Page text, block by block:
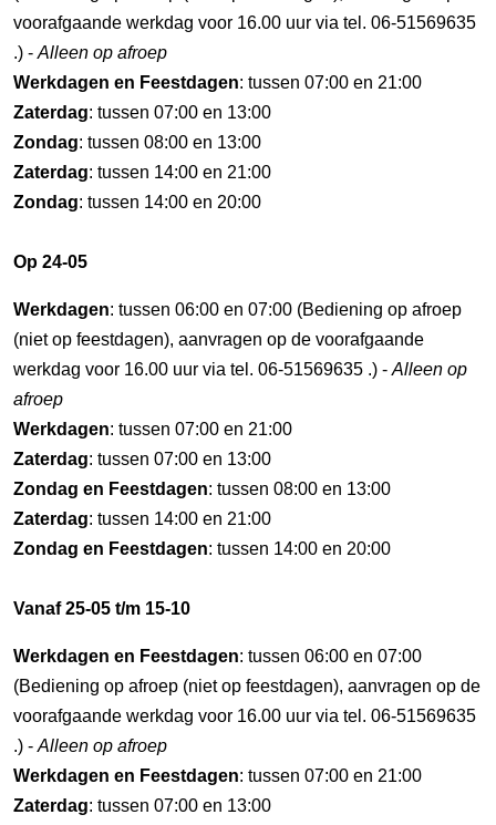
voorafgaande werkdag voor 16.00 uur via tel. 06-51569635
.) - Alleen op afroep
Werkdagen en Feestdagen: tussen 07:00 en 21:00
Zaterdag: tussen 07:00 en 13:00
Zondag: tussen 08:00 en 13:00
Zaterdag: tussen 14:00 en 21:00
Zondag: tussen 14:00 en 20:00
Op 24-05
Werkdagen: tussen 06:00 en 07:00 (Bediening op afroep
(niet op feestdagen), aanvragen op de voorafgaande
werkdag voor 16.00 uur via tel. 06-51569635 .) - Alleen op
afroep
Werkdagen: tussen 07:00 en 21:00
Zaterdag: tussen 07:00 en 13:00
Zondag en Feestdagen: tussen 08:00 en 13:00
Zaterdag: tussen 14:00 en 21:00
Zondag en Feestdagen: tussen 14:00 en 20:00
Vanaf 25-05 t/m 15-10
Werkdagen en Feestdagen: tussen 06:00 en 07:00
(Bediening op afroep (niet op feestdagen), aanvragen op de
voorafgaande werkdag voor 16.00 uur via tel. 06-51569635
.) - Alleen op afroep
Werkdagen en Feestdagen: tussen 07:00 en 21:00
Zaterdag: tussen 07:00 en 13:00